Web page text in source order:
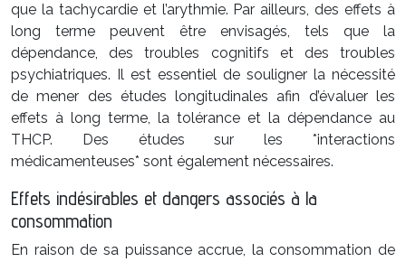
que la tachycardie et l’arythmie. Par ailleurs, des effets à
long terme peuvent être envisagés, tels que la
dépendance, des troubles cognitifs et des troubles
psychiatriques. Il est essentiel de souligner la nécessité
de mener des études longitudinales afin d’évaluer les
effets à long terme, la tolérance et la dépendance au
THCP. Des études sur les *interactions
médicamenteuses* sont également nécessaires.
Effets indésirables et dangers associés à la
consommation
En raison de sa puissance accrue, la consommation de